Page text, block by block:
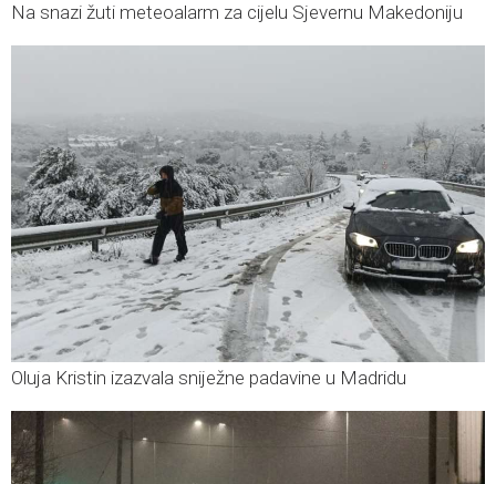
Na snazi žuti meteoalarm za cijelu Sjevernu Makedoniju
Oluja Kristin izazvala sniježne padavine u Madridu